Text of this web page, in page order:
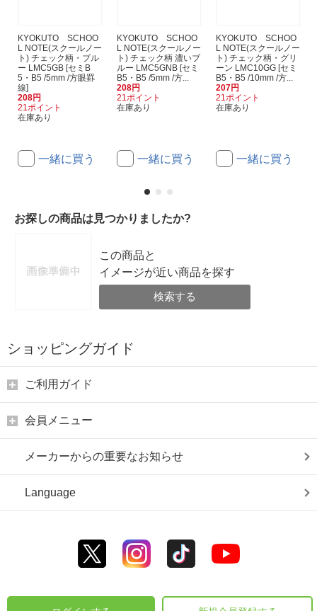
KYOKUTO SCHOO
L NOTE(スクールノー
ト) チェック柄・ブル
ー LMC5GB [セミB
5・B5 /5mm /方眼罫
線]
208円
21ポイント
在庫あり
一緒に買う
KYOKUTO SCHOO
L NOTE(スクールノー
ト) チェック柄 濃いブ
ルー LMC5GNB [セミ
B5・B5 /5mm /方...
208円
21ポイント
在庫あり
一緒に買う
KYOKUTO SCHOO
L NOTE(スクールノー
ト) チェック柄・グリ
ーン LMC10GG [セミ
B5・B5 /10mm /方...
207円
21ポイント
在庫あり
一緒に買う
お探しの商品は見つかりましたか?
この商品と
イメージが近い商品を探す
検索する
ショッピングガイド
ご利用ガイド
会員メニュー
メーカーからの重要なお知らせ
Language